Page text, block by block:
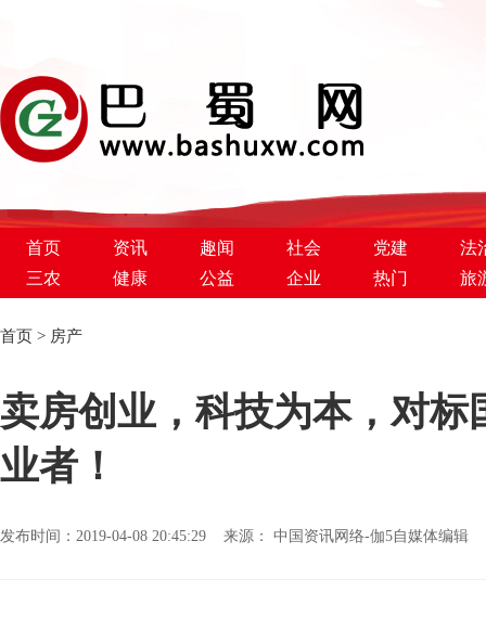
首页 资讯 趣闻 社会 党建
法
三农
健康 公益 企业 热门 旅
首页 > 房产
卖房创业，科技为本，对
业者！
发布时间：2019-04-08 20:45:29 来源： 中国资讯网络-伽5自媒体编辑